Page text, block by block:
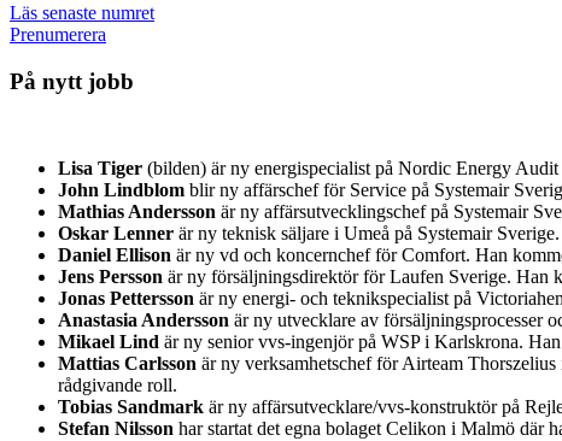
Läs senaste numret
Prenumerera
På nytt jobb
Lisa Tiger (bilden) är ny energispecialist på Nordic Energy
John Lindblom blir ny affärschef för Service på Systemair
Mathias Andersson är ny affärsutvecklingschef på Systemair
Oskar Lenner är ny teknisk säljare i Umeå på Systemair
Daniel Ellison är ny vd och koncernchef för Comfort. Han
Jens Persson är ny försäljningsdirektör för Laufen Sverige. Han
Jonas Pettersson är ny energi- och teknikspecialist på
Anastasia Andersson är ny utvecklare av försäljningsprocesser
Mikael Lind är ny senior vvs-ingenjör på WSP i Karlskrona.
Mattias Carlsson är ny verksamhetschef för Airteam
rådgivande roll.
Tobias Sandmark är ny affärsutvecklare/vvs-konstruktör på
Stefan Nilsson har startat det egna bolaget Celikon i Malmö där